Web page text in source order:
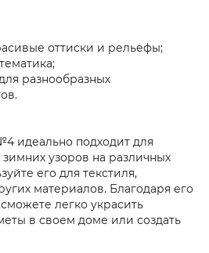
оттиски и рельефы;
разнообразных
идеально подходит для
узоров на различных
его для текстиля,
материалов. Благодаря его
легко украсить
в своем доме или создать